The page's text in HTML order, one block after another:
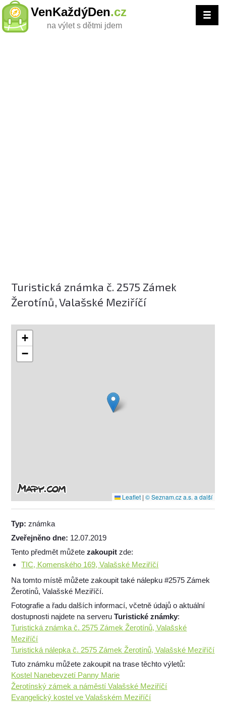
VenKaždýDen.cz
na výlet s dětmi jdem
Turistická známka č. 2575 Zámek
Žerotínů, Valašské Meziříčí
+
−
Leaflet | © Seznam.cz a.s. a další
Typ:známka
Zveřejněno dne: 12.07.2019
Tento předmět můžetezakoupit zde:
TIC, Komenského 169, Valašské Meziříčí
Na tomto místě můžete zakoupit také nálepku #2575 Zámek
Žerotínů, Valašské Meziříčí.
Fotografie a řadu dalších informací, včetně údajů o aktuální
dostupnosti najdete na serveruTuristické známky:
Turistická známka č. 2575 Zámek Žerotínů, Valašské
Meziříčí
Turistická nálepka č. 2575 Zámek Žerotínů, Valašské Meziříčí
Tuto známku můžete zakoupit na trase těchto výletů:
Kostel Nanebevzetí Panny Marie
Žerotínský zámek a náměstí Valašské Meziříčí
Evangelický kostel ve Valašském Meziříčí